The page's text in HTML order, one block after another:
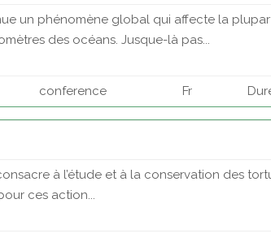
un phénomène global qui affecte la
des océans. Jusque-là pas...
conference Fr
à l’étude et à la conservation des
ces action...